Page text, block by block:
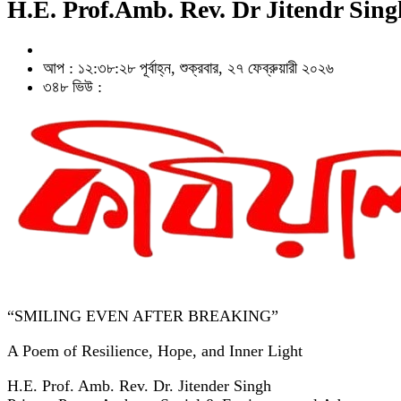
H.E. Prof.Amb. Rev. Dr Jitendr
আপ : ১২:৩৮:২৮ পূর্বাহ্ন, শুক্রবার, ২৭ ফেব্রুয়ারী ২০২৬
৩৪৮ ভিউ :
“SMILING EVEN AFTER BREAKING”
A Poem of Resilience, Hope, and Inner Light
H.E. Prof. Amb. Rev. Dr. Jitender Singh